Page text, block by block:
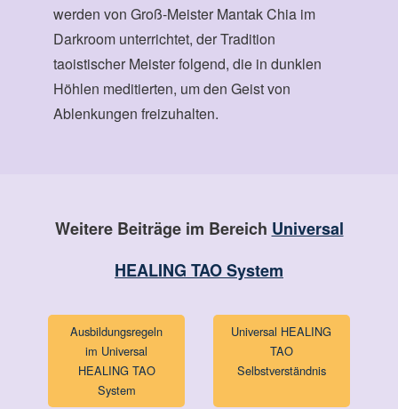
werden von Groß-Meister Mantak Chia im
Darkroom unterrichtet, der Tradition
taoistischer Meister folgend, die in dunklen
Höhlen meditierten, um den Geist von
Ablenkungen freizuhalten.
Weitere Beiträge im Bereich Universal
HEALING TAO System
Ausbildungsregeln
im Universal
HEALING TAO
System
Universal HEALING
TAO
Selbstverständnis